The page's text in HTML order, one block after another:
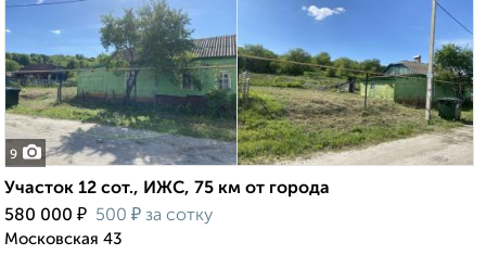
9
Участок 12 сот., ИЖС, 75 км от города
580 000 ₽ 500 ₽ за сотку
Московская 43